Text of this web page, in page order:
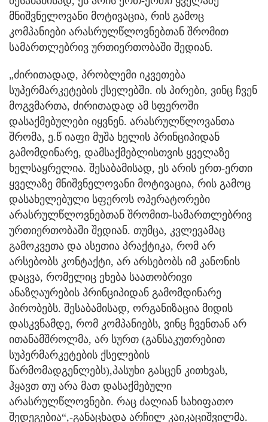
მნიშვნელოვანი მოტივაცია, რის გამოც
კომპანიები არასრულწლოვნებთან შრომით
სამართლებრივ ურთიერთობაში შედიან.
„ძირითადად, პრობლემი იკვეთება
სუპერმარკეტების ქსელებში. ის პირები, ვინც ჩვენ
მოგვმართა, ძირითადად ამ სფეროში
დასაქმებულები იყვნენ. არასრულწლოვანთა
შრომა, ე.წ იაფი მუშა ხელის პრინციპიდან
გამომდინარე, დამსაქმებლისთვის ყველაზე
ხელსაყრელია. შესაბამისად, ეს არის ერთ-ერთი
ყველაზე მნიშვნელოვანი მოტივაცია, რის გამოც
დასახელებული სფეროს ოპერატორები
არასრულწლოვნებთან შრომით-სამართლებრივ
ურთიერთობაში შედიან. თუმცა, კვლევამაც
გამოკვეთა და ასეთია პრაქტიკა, რომ არ
არსებობს კონტაქტი, არ არსებობს იმ კანონის
დაცვა, რომელიც ეხება საათობრივი
ანაზღაურების პრინციპიდან გამომდინარე
პირობებს. შესაბამისად, ორგანიზაცია მიდის
დასკვნამდე, რომ კომპანიებს, ვინც ჩვენთან არ
ითანამშროლმა, არ სურთ (განსაკუთრებით
სუპერმარკეტების ქსელების
წარმომადგენლებს),პასუხი გასცენ კითხვას,
ჰყავთ თუ არა მათ დასაქმებული
არასრულწლოვნები. რაც ძალიან სახიფათო
შედეგებია“,-განაცხადა არჩილ კაიკაციშვილმა.